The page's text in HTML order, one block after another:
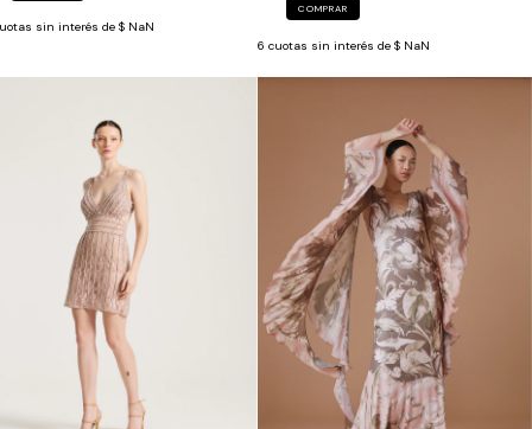
sin interés de $ NaN
COMPRAR
6 cuotas sin interés de $ NaN